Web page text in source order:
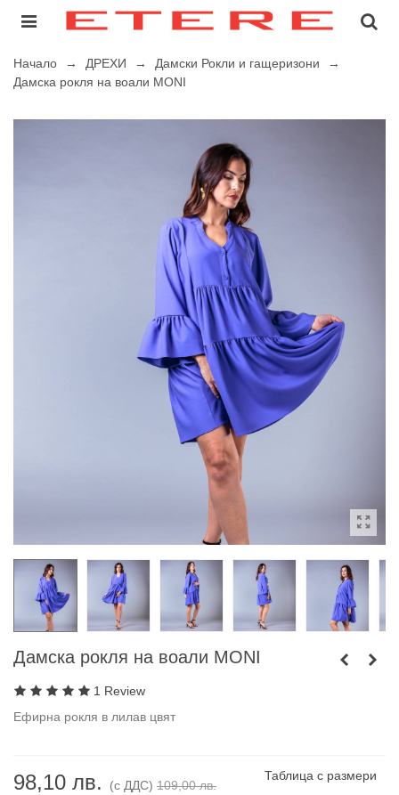
Начало → ДРЕХИ → Дамски Рокли и гащеризони
→
Дамска рокля на воали MONI
Дамска рокля на воали MONI
1 Review
Ефирна рокля в лилав цвят
98,10 лв. (с ДДС) 109,00 лв.
Таблица с размери